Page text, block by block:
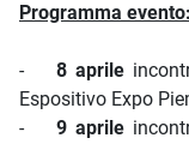
Programma evento:
-8 aprile
Espositivo Expo
-9 aprile